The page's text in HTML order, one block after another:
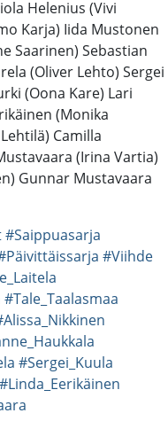
Helenius (Vivi
Karja) Iida Mustonen
Saarinen) Sebastian
(Oliver Lehto) Sergei
(Oona Kare) Lari
(Monika
Camilla
(Irina Vartia)
Gunnar Mustavaara
#Saippuasarja
#Viihde
#Tale_Taalasmaa
#Sergei_Kuula
#Linda_Eerikäinen